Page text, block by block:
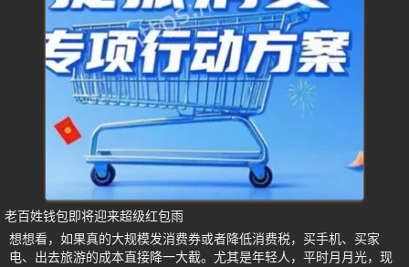
老百姓钱包即将迎来超级红包雨
想想看，如果真的大规模发消费券或者降低消费税，买手机、买家
电、出去旅游的成本直接降一大截。尤其是年轻人，平时月月光，现